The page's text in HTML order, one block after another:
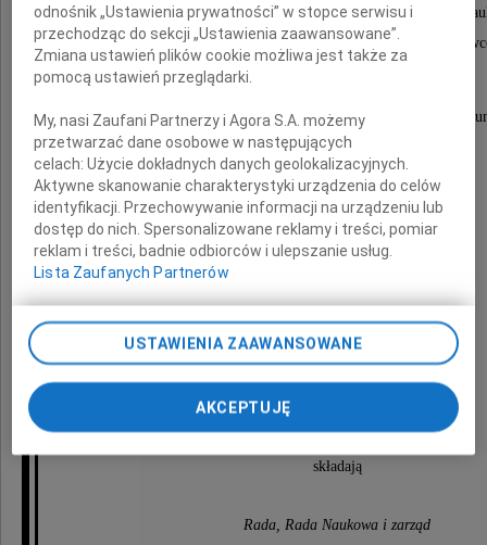
należał do ścisłego grona najwybitniejszych polskich
i był jednym z najbardziej rozpoznawalnych polskich
Naszą radością był fakt, że był przyjacielem naszej
Z wielkim żalem żegnamy
Pana Profesora Romana Kaliszana
Wyrazy szczerego współczucia
Rodzinie i Najbliższym
składają
Rada, Rada Naukowa i zarząd
odnośnik „Ustawienia prywatności” w stopce serwisu i
przechodząc do sekcji „Ustawienia zaawansowane”.
Zmiana ustawień plików cookie możliwa jest także za
pomocą ustawień przeglądarki.
My, nasi Zaufani Partnerzy i Agora S.A. możemy
przetwarzać dane osobowe w następujących
celach:Użycie dokładnych danych geolokalizacyjnych.
Aktywne skanowanie charakterystyki urządzenia do celów
identyfikacji. Przechowywanie informacji na urządzeniu lub
dostęp do nich. Spersonalizowane reklamy i treści, pomiar
reklam i treści, badnie odbiorców i ulepszanie usług.
Lista Zaufanych Partnerów
USTAWIENIA ZAAWANSOWANE
AKCEPTUJĘ